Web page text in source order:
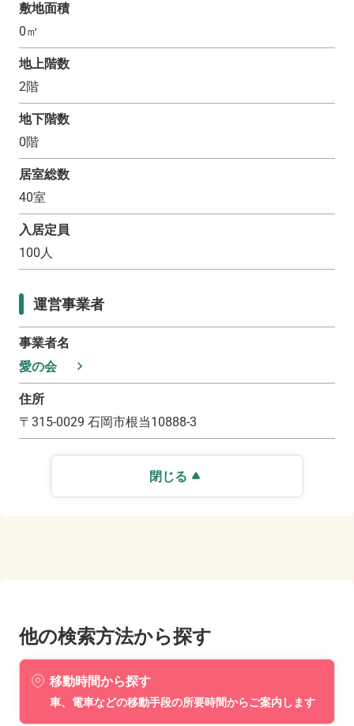
敷地面積
0㎡
地上階数
2階
地下階数
0階
居室総数
40室
入居定員
100人
運営事業者
事業者名
愛の会
住所
〒 315-0029 石岡市根当10888-3
閉じる
他の検索方法から探す
移動時間から探す
車、電車などの移動手段の所要時間からご案内します